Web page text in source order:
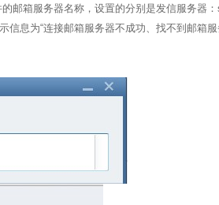
邮箱服务器名称，设置的分别是发信服务器：
息为“连接邮箱服务器不成功、找不到邮箱